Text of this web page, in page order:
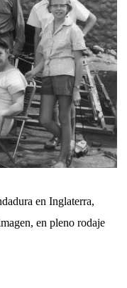
en Inglaterra,
en pleno rodaje